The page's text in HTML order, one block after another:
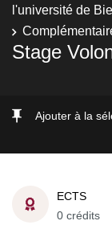
l'université de
Stage
Ajouter à la
ECTS
0 crédits